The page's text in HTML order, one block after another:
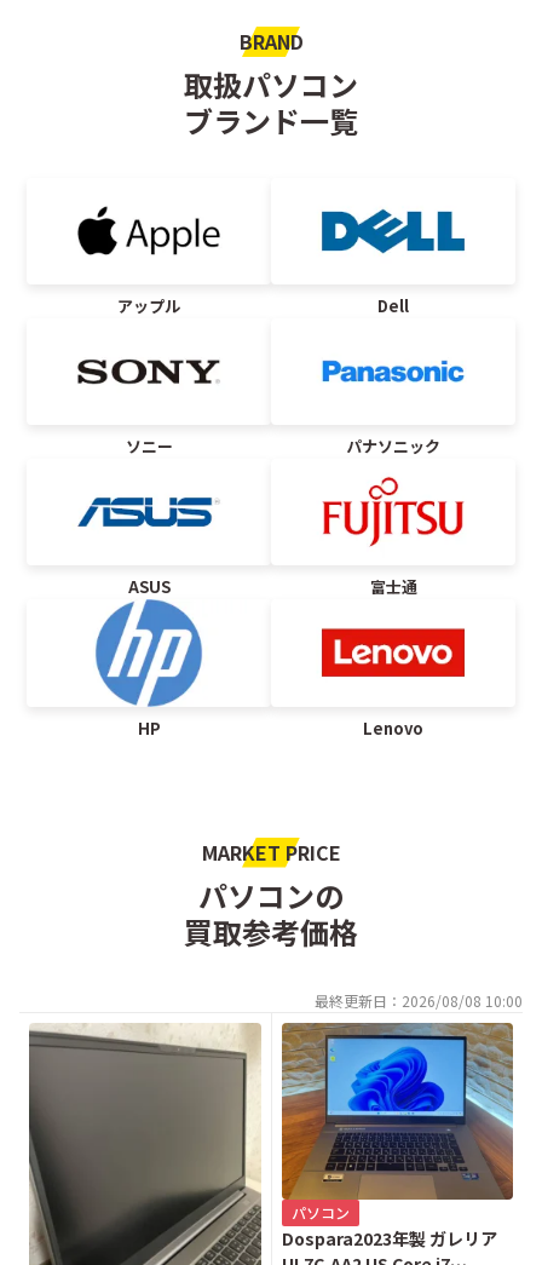
BRAND
取扱パソコン
ブランド一覧
アップル Dell
ソニー パナソニック
ASUS 富士通
HP Lenovo
MARKET PRICE
パソコンの
買取参考価格
最終更新日：2026/08/08 10:00
パソコン
Dospara2023年製 ガレリア